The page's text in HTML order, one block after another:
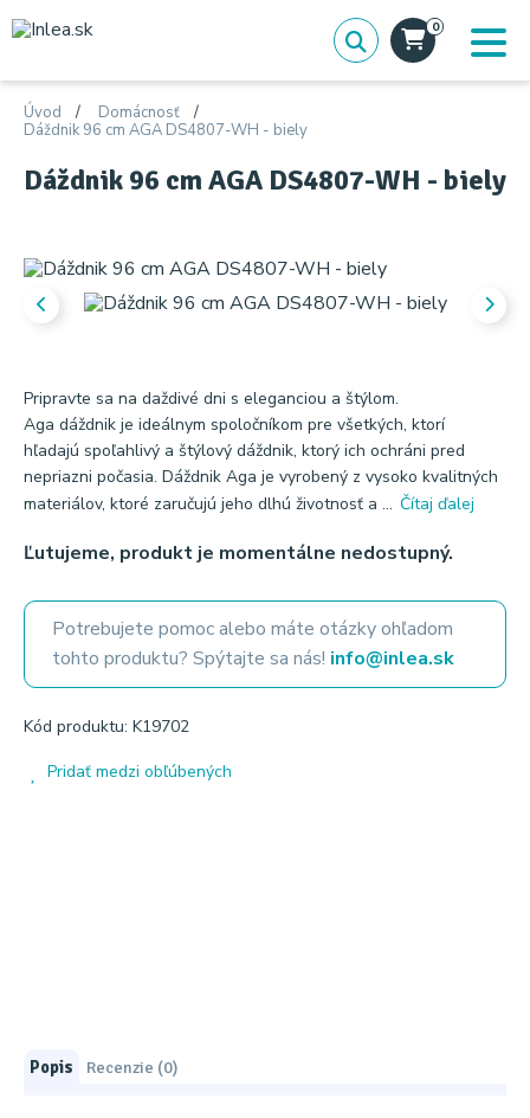
0
Úvod
Domácnosť
Dáždnik 96 cm AGA DS4807-WH - biely
Dáždnik 96 cm AGA DS4807-WH - biely
Pripravte sa na daždivé dni s eleganciou a štýlom.
Aga dáždnik je ideálnym spoločníkom pre všetkých, ktorí
hľadajú spoľahlivý a štýlový dáždnik, ktorý ich ochráni pred
nepriazni počasia. Dáždnik Aga je vyrobený z vysoko kvalitných
materiálov, ktoré zaručujú jeho dlhú životnosť a ... Čítaj ďalej
Ľutujeme, produkt je momentálne nedostupný.
Potrebujete pomoc alebo máte otázky ohľadom
tohto produktu? Spýtajte sa nás! info@inlea.sk
Kód produktu: K19702
Pridať medzi obľúbených
Popis Recenzie (0)